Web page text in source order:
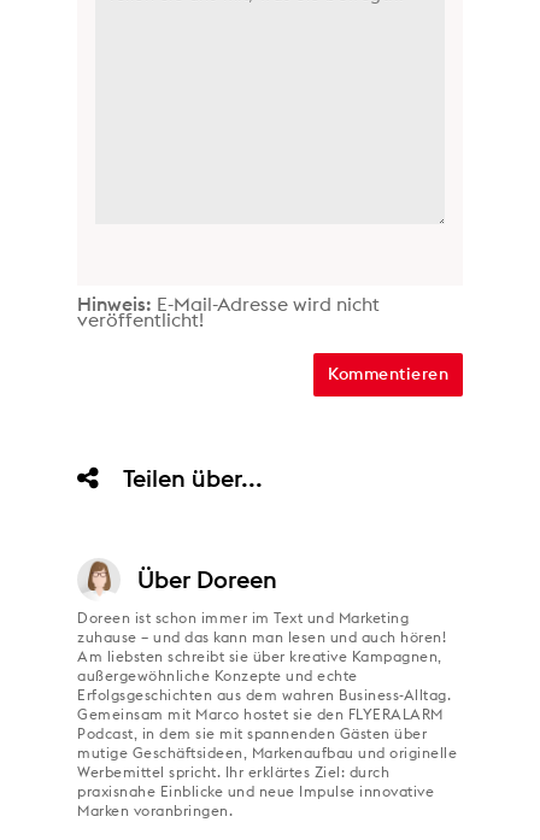
Hinweis: E-Mail-Adresse wird nicht
veröffentlicht!
Teilen über...
Über Doreen
Doreen ist schon immer im Text und Marketing
zuhause – und das kann man lesen und auch hören!
Am liebsten schreibt sie über kreative Kampagnen,
außergewöhnliche Konzepte und echte
Erfolgsgeschichten aus dem wahren Business-Alltag.
Gemeinsam mit Marco hostet sie den FLYERALARM
Podcast, in dem sie mit spannenden Gästen über
mutige Geschäftsideen, Markenaufbau und originelle
Werbemittel spricht. Ihr erklärtes Ziel: durch
praxisnahe Einblicke und neue Impulse innovative
Marken voranbringen.